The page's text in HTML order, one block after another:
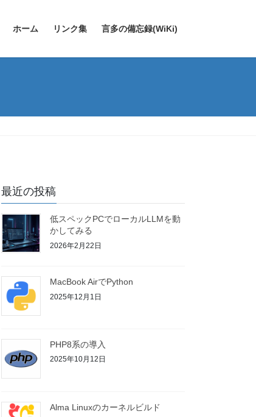
ホーム リンク集 言多の備忘録(WiKi)
最近の投稿
低スペックPCでローカルLLMを動
かしてみる
2026年2月22日
MacBook AirでPython
2025年12月1日
PHP8系の導入
2025年10月12日
Alma Linuxのカーネルビルド